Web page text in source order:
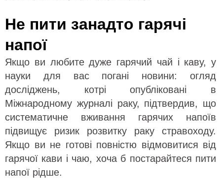
Не пити занадто гарячі
напої
Якщо ви любите дуже гарячий чай і каву, у
науки для вас погані новини: огляд
досліджень, котрі опубліковані в
Міжнародному журналі раку, підтвердив, що
систематичне вживання гарячих напоїв
підвищує ризик розвитку раку стравоходу.
Якщо ви не готові повністю відмовитися від
гарячої кави і чаю, хоча б постарайтеся пити
напої рідше.